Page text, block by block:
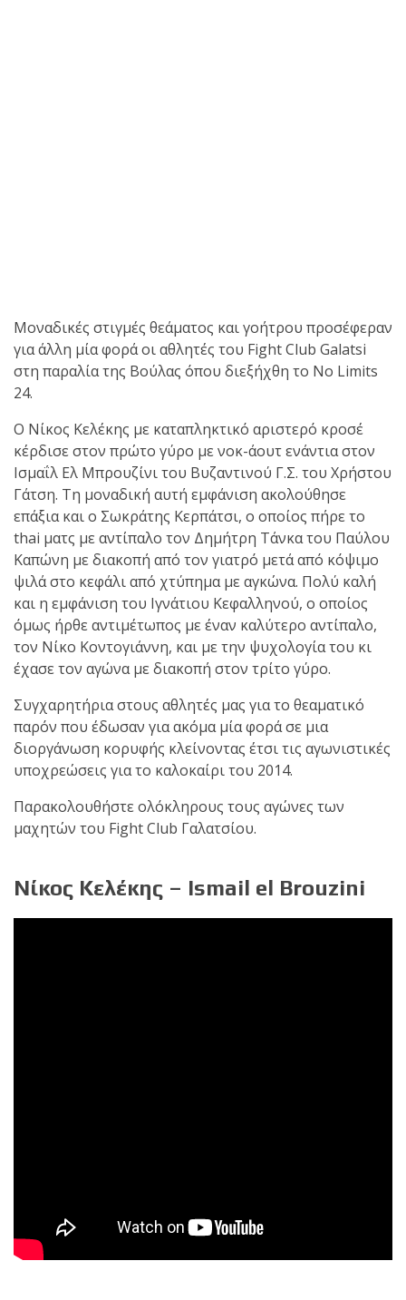
Με μεγάλη
επιτυχία
πραγματοποιήθηκε το
κλειστό σεμινάριο
Brazilian Jiu-Jitsu με τον
Grand Master Reyson
Gracie στο Fight Club
Galatsi!
Ο
Κορυφαίος
Βραζιλιάνος προπονητής
Reyson Gracie Red Belt 9th
Degree, σε σεμινάριο BJJ
για λίγους, στο Fight Club
Galatsi..!
Μοναδικές στιγμές θεάματος και γοήτρου προσέφεραν
για άλλη μία φορά οι αθλητές του Fight Club Galatsi
στη παραλία της Βούλας όπου διεξήχθη το No Limits
24.
Ο Νίκος Κελέκης με καταπληκτικό αριστερό κροσέ
κέρδισε στον πρώτο γύρο με νοκ-άουτ ενάντια στον
Ισμαΐλ Ελ Μπρουζίνι του Βυζαντινού Γ.Σ. του Χρήστου
Γάτση. Τη μοναδική αυτή εμφάνιση ακολούθησε
επάξια και ο Σωκράτης Κερπάτσι, ο οποίος πήρε το
thai ματς με αντίπαλο τον Δημήτρη Τάνκα του Παύλου
Καπώνη με διακοπή από τον γιατρό μετά από κόψιμο
ψιλά στο κεφάλι από χτύπημα με αγκώνα. Πολύ καλή
και η εμφάνιση του Ιγνάτιου Κεφαλληνού, ο οποίος
όμως ήρθε αντιμέτωπος με έναν καλύτερο αντίπαλο,
τον Νίκο Κοντογιάννη, και με την ψυχολογία του κι
έχασε τον αγώνα με διακοπή στον τρίτο γύρο.
Συγχαρητήρια στους αθλητές μας για το θεαματικό
παρόν που έδωσαν για ακόμα μία φορά σε μια
διοργάνωση κορυφής κλείνοντας έτσι τις αγωνιστικές
υποχρεώσεις για το καλοκαίρι του 2014.
Παρακολουθήστε ολόκληρους τους αγώνες των
μαχητών του Fight Club Γαλατσίου.
Νίκος Κελέκης – Ismail el Brouzini